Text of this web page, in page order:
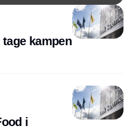
kampen
i